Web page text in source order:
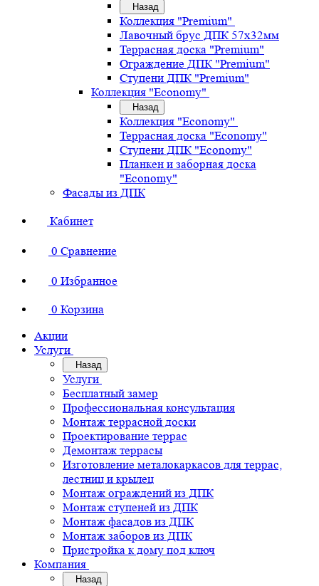
Назад
Коллекция "Premium"
Лавочный брус ДПК 57х32мм
Террасная доска "Premium"
Ограждение ДПК "Premium"
Ступени ДПК "Premium"
Коллекция "Economy"
Назад
Коллекция "Economy"
Террасная доска "Economy"
Ступени ДПК "Economy"
Планкен и заборная доска
"Economy"
Фасады из ДПК
Кабинет
0 Сравнение
0 Избранное
0 Корзина
Акции
Услуги
Назад
Услуги
Бесплатный замер
Профессиональная консультация
Монтаж террасной доски
Проектирование террас
Демонтаж террасы
Изготовление металокаркасов для террас,
лестниц и крылец
Монтаж ограждений из ДПК
Монтаж ступеней из ДПК
Монтаж фасадов из ДПК
Монтаж заборов из ДПК
Пристройка к дому под ключ
Компания
Назад